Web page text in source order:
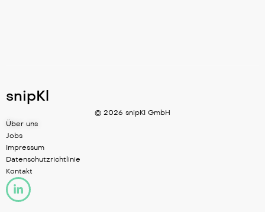
snipKl
© 2026 snipKI GmbH
Über uns
Jobs
Impressum
Datenschutzrichtlinie
Kontakt